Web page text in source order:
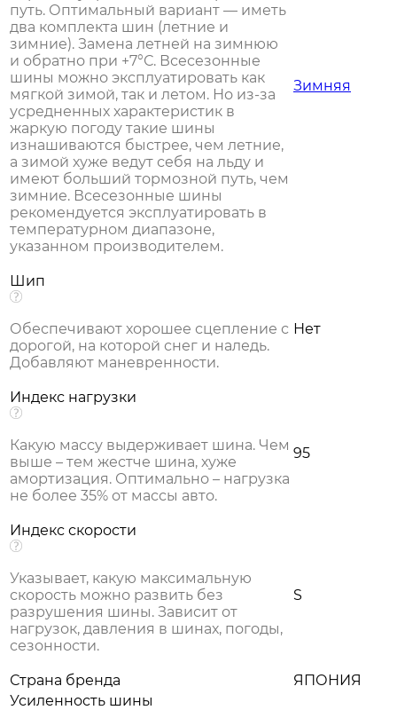
путь. Оптимальный вариант — иметь
два комплекта шин (летние и
зимние). Замена летней на зимнюю
и обратно при +7°С. Всесезонные
шины можно эксплуатировать как
мягкой зимой, так и летом. Но из-за
усредненных характеристик в
жаркую погоду такие шины
изнашиваются быстрее, чем летние,
а зимой хуже ведут себя на льду и
имеют больший тормозной путь, чем
зимние. Всесезонные шины
рекомендуется эксплуатировать в
температурном диапазоне,
указанном производителем.
Зимняя
Шип
Обеспечивают хорошее сцепление с
дорогой, на которой снег и наледь.
Добавляют маневренности.
Нет
Индекс нагрузки
Какую массу выдерживает шина. Чем
выше – тем жестче шина, хуже
амортизация. Оптимально – нагрузка
не более 35% от массы авто.
95
Индекс скорости
Указывает, какую максимальную
скорость можно развить без
разрушения шины. Зависит от
нагрузок, давления в шинах, погоды,
сезонности.
S
Страна бренда
ЯПОНИЯ
Усиленность шины